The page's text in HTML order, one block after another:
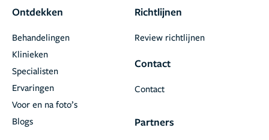
Ontdekken
Behandelingen
Klinieken
Specialisten
Ervaringen
Voor en na foto’s
Blogs
Richtlijnen
Review richtlijnen
Contact
Contact
Partners